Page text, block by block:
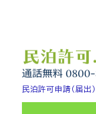
民泊許可申請（届出